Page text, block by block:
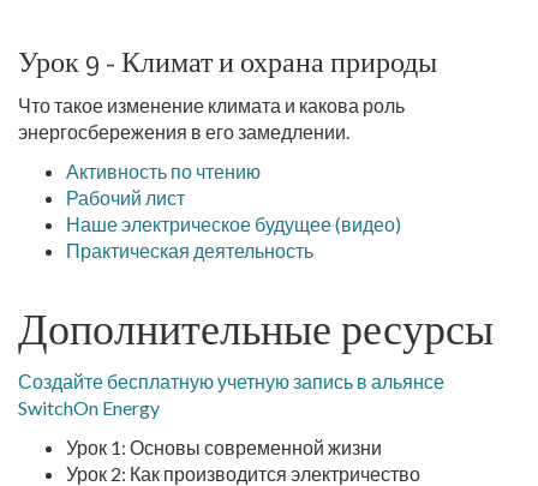
Урок 9 - Климат и охрана природы
Что такое изменение климата и какова роль
энергосбережения в его замедлении.
Активность по чтению
Рабочий лист
Наше электрическое будущее (видео)
Практическая деятельность
Дополнительные ресурсы
Создайте бесплатную учетную запись в альянсе
SwitchOn Energy
Урок 1: Основы современной жизни
Урок 2: Как производится электричество